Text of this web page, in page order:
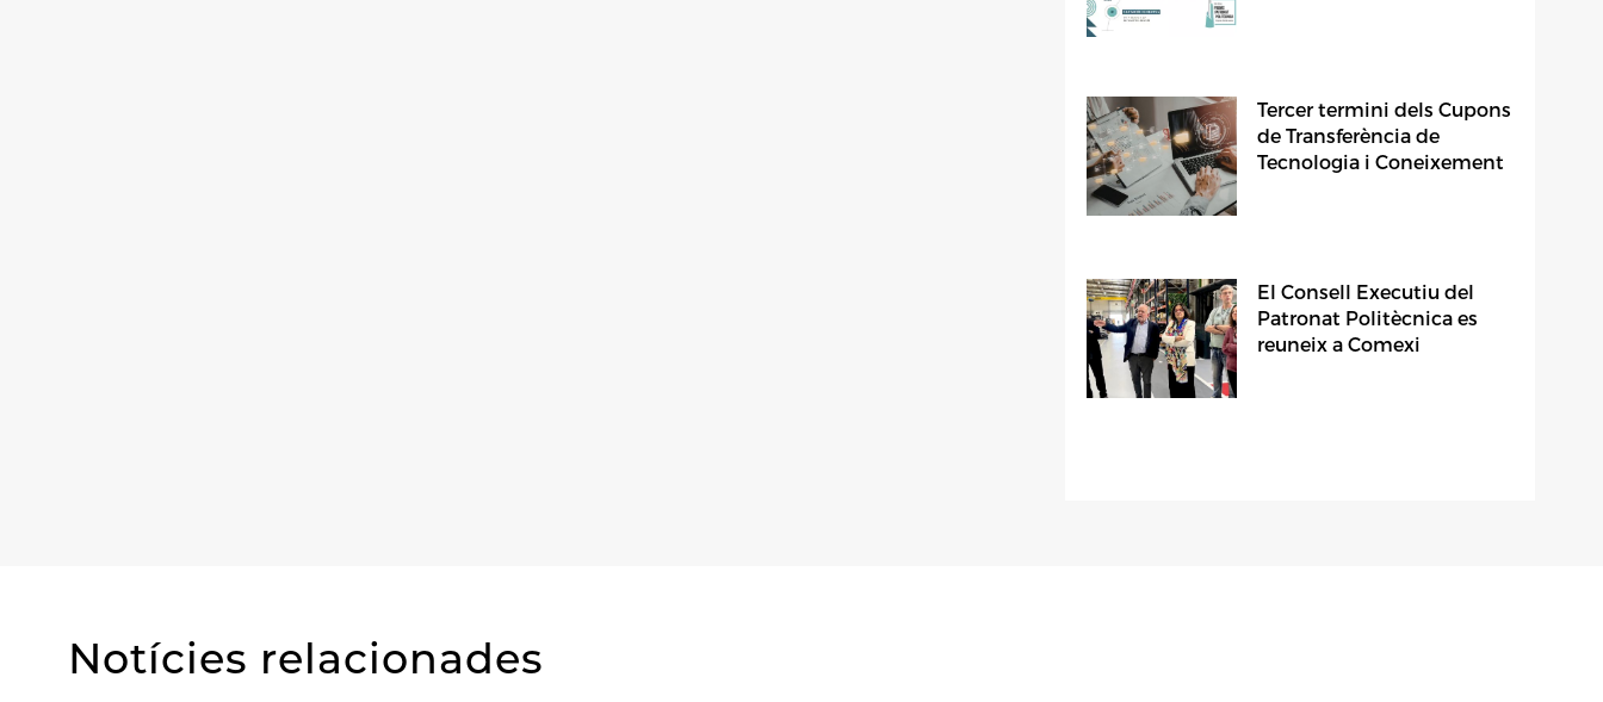
Tercer termini dels Cupons
de Transferència de
Tecnologia i Coneixement
El Consell Executiu del
Patronat Politècnica es
reuneix a Comexi
Notícies relacionades